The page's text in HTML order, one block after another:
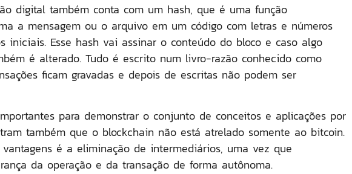
digital também conta com um hash, que é uma função
a mensagem ou o arquivo em um código com letras e números
iniciais. Esse hash vai assinar o conteúdo do bloco e caso algo
é alterado. Tudo é escrito num livro-razão conhecido como
ficam gravadas e depois de escritas não podem ser
para demonstrar o conjunto de conceitos e aplicações por
também que o blockchain não está atrelado somente ao bitcoin.
é a eliminação de intermediários, uma vez que
da operação e da transação de forma autônoma.